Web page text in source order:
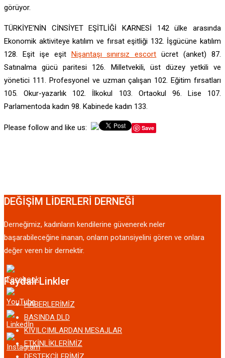
görüyor.
TÜRKİYE’NİN CİNSİYET EŞİTLİĞİ KARNESİ 142 ülke arasında
Ekonomik aktiviteye katılım ve fırsat eşitliği 132. İşgücüne katılım
128. Eşit işe eşit
Nişantaşı sınırsız escort ücret (anket) 87.
Satınalma gücü paritesi 126. Milletvekili, üst düzey yetkili ve
yönetici 111. Profesyonel ve uzman çalışan 102. Eğitim fırsatları
105. Okur-yazarlık 102. İlkokul 103. Ortaokul 96. Lise 107.
Parlamentoda kadın 98. Kabinede kadın 133.
Please follow and like us: Save
DEĞİŞİM LİDERLERİ DERNEĞİ
Derneğimiz, kadınların kendilerine güvenerek neler
başarabileceğine inanan, onların potansiyelini gören ve onlara
değer veren bir dernektir.
Faydalı Linkler
HABERLERİMİZ
BASINDA DLD
KIVILCIMLARDAN MESAJLAR
ETKİNLİKLERİMİZ